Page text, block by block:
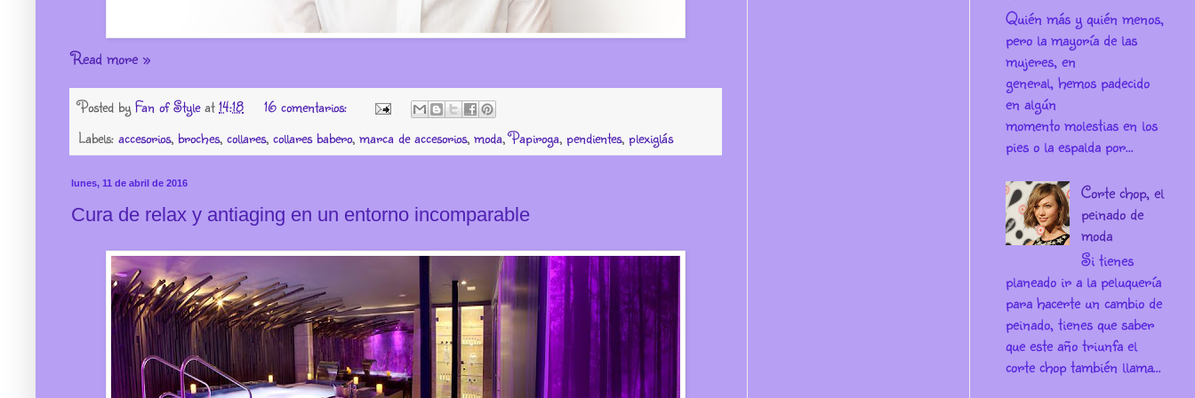
Read more »
Posted by Fan of Style at14:18
16 comentarios:
Labels: accesorios, broches, collares, collares babero, marca de accesorios, moda,Papiroga, pendientes, plexiglás
lunes, 11 de abril de 2016
Cura de relax y antiaging en un entorno incomparable
Quién más y quién menos,
pero la mayoría de las
mujeres, en
general, hemos padecido
en algún
momento molestias en los
pies o la espalda por...
Corte chop, el
peinado de
moda
Si tienes
planeado ir a la peluquería
para hacerte un cambio de
peinado, tienes que saber
que este año triunfa el
corte chop también llama...